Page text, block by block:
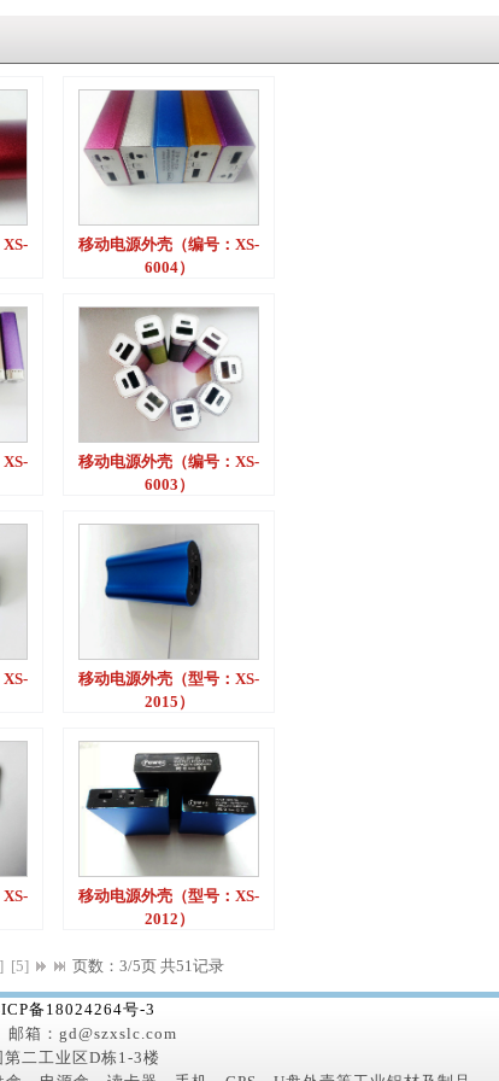
移动电源外壳（编号：XS-
6004）
移动电源外壳（编号：XS-
6003）
移动电源外壳（型号：XS-
2015）
移动电源外壳（型号：XS-
2012）
[5] 页数：3/5页 共51记录
备18024264号-3
箱：gd@szxslc.com
二工业区D栋1-3楼